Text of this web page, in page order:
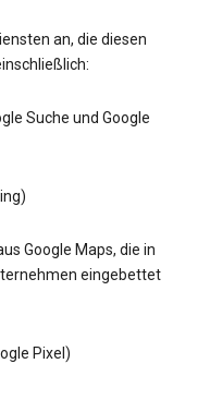
an, die diesen
Suche und Google
Google Maps, die in
eingebettet
Pixel)